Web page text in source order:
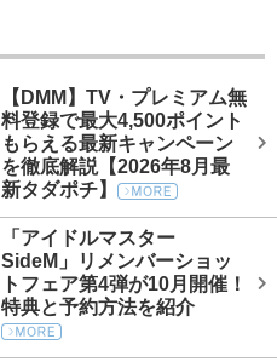
【DMM】TV・プレミアム無
料登録で最大4,500ポイント
もらえる最新キャンペーン
を徹底解説【2026年8月最
新タダポチ】
「アイドルマスター
SideM」リメンバーショッ
トフェア第4弾が10月開催！
特典と予約方法を紹介